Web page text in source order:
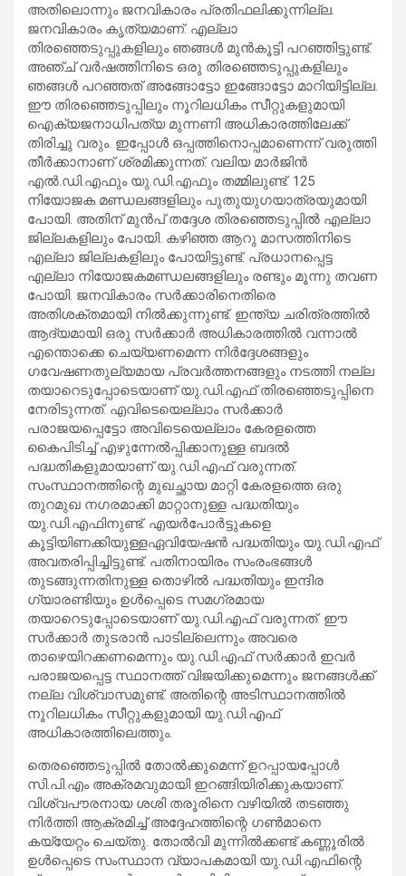
അതിലൊന്നും ജനവികാരം പ്രതിഫലിക്കുന്നില്ല.
ജനവികാരം കൃത്യമാണ്. എല്ലാ
തിരഞ്ഞെടുപ്പുകളിലും ഞങ്ങള്‍ മുന്‍കൂട്ടി പറഞ്ഞിട്ടുണ്ട്.
അഞ്ച് വര്‍ഷത്തിനിടെ ഒരു തിരഞ്ഞെടുപ്പുകളിലും
ഞങ്ങള്‍ പറഞ്ഞത് അങ്ങോട്ടോ ഇങ്ങോട്ടോ മാറിയിട്ടില്ല.
ഈ തിരഞ്ഞെടുപ്പിലും നൂറിലധികം സീറ്റുകളുമായി
ഐക്യജനാധിപത്യ മുന്നണി അധികാരത്തിലേക്ക്
തിരിച്ചു വരും. ഇപ്പോള്‍ ഒപ്പത്തിനൊപ്പമാണെന്ന് വരുത്തി
തീര്‍ക്കാനാണ് ശ്രമിക്കുന്നത്. വലിയ മാര്‍ജിന്‍
എല്‍.ഡി.എഫും യു.ഡി.എഫും തമ്മിലുണ്ട്. 125
നിയോജക മണ്ഡലങ്ങളിലും പുതുയുഗയാത്രയുമായി
പോയി. അതിന് മുന്‍പ് തദ്ദേശ തിരഞ്ഞെടുപ്പില്‍ എല്ലാ
ജില്ലകളിലും പോയി. കഴിഞ്ഞ ആറു മാസത്തിനിടെ
എല്ലാ ജില്ലകളിലും പോയിട്ടുണ്ട്. പ്രധാനപ്പെട്ട
എല്ലാ നിയോജകമണ്ഡലങ്ങളിലും രണ്ടും മൂന്നു തവണ
പോയി. ജനവികാരം സര്‍ക്കാരിനെതിരെ
അതിശക്തമായി നില്‍ക്കുന്നുണ്ട്. ഇന്ത്യ ചരിത്രത്തില്‍
ആദ്യമായി ഒരു സര്‍ക്കാര്‍ അധികാരത്തില്‍ വന്നാല്‍
എന്തൊക്കെ ചെയ്യണമെന്ന നിര്‍ദ്ദേശങ്ങളും
ഗവേഷണതുല്യമായ പ്രവര്‍ത്തനങ്ങളും നടത്തി നല്ല
തയാറെടുപ്പോടെയാണ് യു.ഡി.എഫ് തിരഞ്ഞെടുപ്പിനെ
നേരിടുന്നത്. എവിടെയെല്ലാം സര്‍ക്കാര്‍
പരാജയപ്പെട്ടോ അവിടെയെല്ലാം കേരളത്തെ
കൈപിടിച്ച് എഴുന്നേല്‍പ്പിക്കാനുള്ള ബദല്‍
പദ്ധതികളുമായാണ് യു.ഡി.എഫ് വരുന്നത്.
സംസ്ഥാനത്തിന്റെ മുഖച്ഛായ മാറ്റി കേരളത്തെ ഒരു
തുറമുഖ നഗരമാക്കി മാറ്റാനുള്ള പദ്ധതിയും
യു.ഡി.എഫിനുണ്ട്. എയര്‍പോര്‍ട്ടുകളെ
കൂട്ടിയിണക്കിയുള്ളഏവിയേഷന്‍ പദ്ധതിയും യു.ഡി.എഫ്
അവതരിപ്പിച്ചിട്ടുണ്ട്. പതിനായിരം സംരംഭങ്ങള്‍
തുടങ്ങുന്നതിനുള്ള തൊഴില്‍ പദ്ധതിയും ഇന്ദിര
ഗ്യാരണ്ടിയും ഉള്‍പ്പെടെ സമഗ്രമായ
തയാറെടുപ്പോടെയാണ് യു.ഡി.എഫ് വരുന്നത്. ഈ
സര്‍ക്കാര്‍ തുടരാന്‍ പാടില്ലെന്നും അവരെ
താഴെയിറക്കണമെന്നും യു.ഡി.എഫ് സര്‍ക്കാര്‍ ഇവര്‍
പരാജയപ്പെട്ട സ്ഥാനത്ത് വിജയിക്കുമെന്നും ജനങ്ങള്‍ക്ക്
നല്ല വിശ്വാസമുണ്ട്. അതിന്റെ അടിസ്ഥാനത്തില്‍
നൂറിലധികം സീറ്റുകളുമായി യു.ഡി.എഫ്
അധികാരത്തിലെത്തും.
തെരഞ്ഞെടുപ്പില്‍ തോല്‍ക്കുമെന്ന് ഉറപ്പായപ്പോള്‍
സി.പി.എം അക്രമവുമായി ഇറങ്ങിയിരിക്കുകയാണ്.
വിശ്വപൗരനായ ശശി തരൂരിനെ വഴിയില്‍ തടഞ്ഞു
നിര്‍ത്തി ആക്രമിച്ച് അദ്ദേഹത്തിന്റെ ഗണ്‍മാനെ
കയ്യേറ്റം ചെയ്തു. തോല്‍വി മുന്നില്‍ക്കണ്ട് കണ്ണൂരില്‍
ഉള്‍പ്പെടെ സംസ്ഥാന വ്യാപകമായി യു.ഡി.എഫിന്റെ